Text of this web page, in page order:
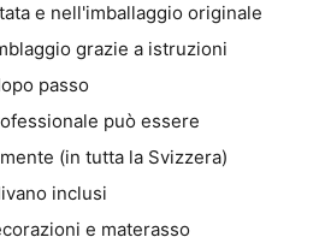
e nell'imballaggio originale
grazie a istruzioni
passo
può essere
(in tutta la Svizzera)
inclusi
e materasso